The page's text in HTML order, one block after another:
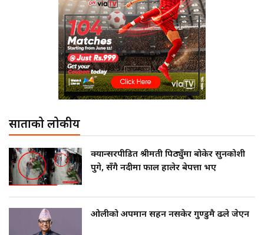
साताको लोकप्रीय
क्यान्सरपीडित श्रीमती पिठ्युँमा बोकेर सुनकोशी
पुगे, सँगै नदीमा फाल हालेर बेपत्ता भए
ओलीको अपमान सहन नसकेर गुण्डुमै ढले जेएन